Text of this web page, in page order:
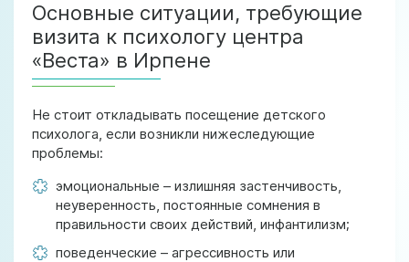
Основные ситуации, требующие
визита к психологу центра
«Веста» в Ирпене
Не стоит откладывать посещение детского
психолога, если возникли нижеследующие
проблемы:
эмоциональные – излишняя застенчивость,
неуверенность, постоянные сомнения в
правильности своих действий, инфантилизм;
поведенческие – агрессивность или